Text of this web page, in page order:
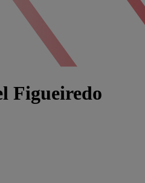
Figueiredo